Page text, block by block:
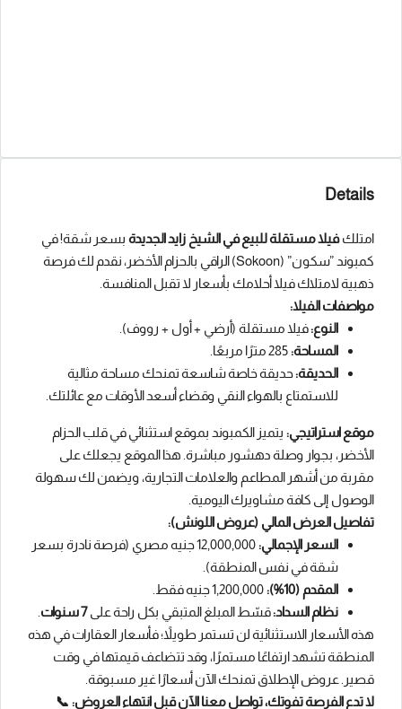
Details
امتلكفيلا مستقلة للبيع في الشيخ زايد الجديدة بسعر شقة! في
كمبوند ”سكون” (Sokoon) الراقي بالحزام الأخضر، نقدم لك فرصة
ذهبية لامتلاك فيلا أحلامك بأسعار لا تقبل المنافسة.
مواصفات الفيلا:
النوع:فيلا مستقلة (أرضي + أول + رووف).
المساحة:
الحديقة:حديقة خاصة شاسعة تمنحك مساحة مثالية
للاستمتاع بالهواء النقي وقضاء أسعد الأوقات مع عائلتك.
موقع استراتيجي: يتميز الكمبوند بموقع استثنائي في قلب الحزام
الأخضر، بجوار وصلة دهشور مباشرة. هذا الموقع يجعلك على
مقربة من أشهر المطاعم والعلامات التجارية، ويضمن لك سهولة
الوصول إلى كافة مشاويرك اليومية.
تفاصيل العرض المالي (عروض اللونش):
السعر الإجمالي:
12,000,000 جنيه مصري (فرصة نادرة بسعر
شقة في نفس المنطقة).
المقدم (10%):
نظام السداد:قسّط المبلغ المتبقي بكل راحة على7 سنوات
هذه الأسعار الاستثنائية لن تستمر طويلاً؛ فأسعار العقارات في هذه
المنطقة تشهد ارتفاعًا مستمرًا، وقد تتضاعف قيمتها في وقت
قصير. عروض الإطلاق تمنحك الآن أسعارًا غير مسبوقة.
لا تدع الفرصة تفوتك، تواصل معنا الآن قبل انتهاء العروض: 📞